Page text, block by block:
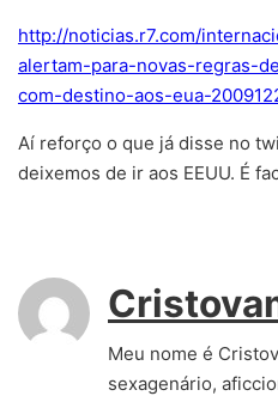
http://noticias.r7.com/
alertam-para-novas-regras-
com-destino-aos-eua-
Aí reforço o que já disse no
deixemos de ir aos EEUU. É
Meu nome é
sexagenário,